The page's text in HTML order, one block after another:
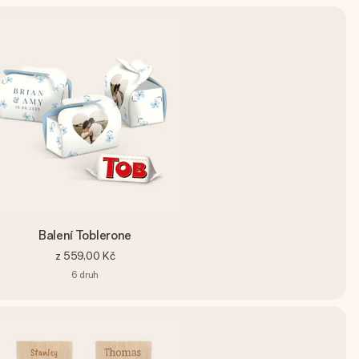
Balení Toblerone
z 559,00 Kč
6 druh